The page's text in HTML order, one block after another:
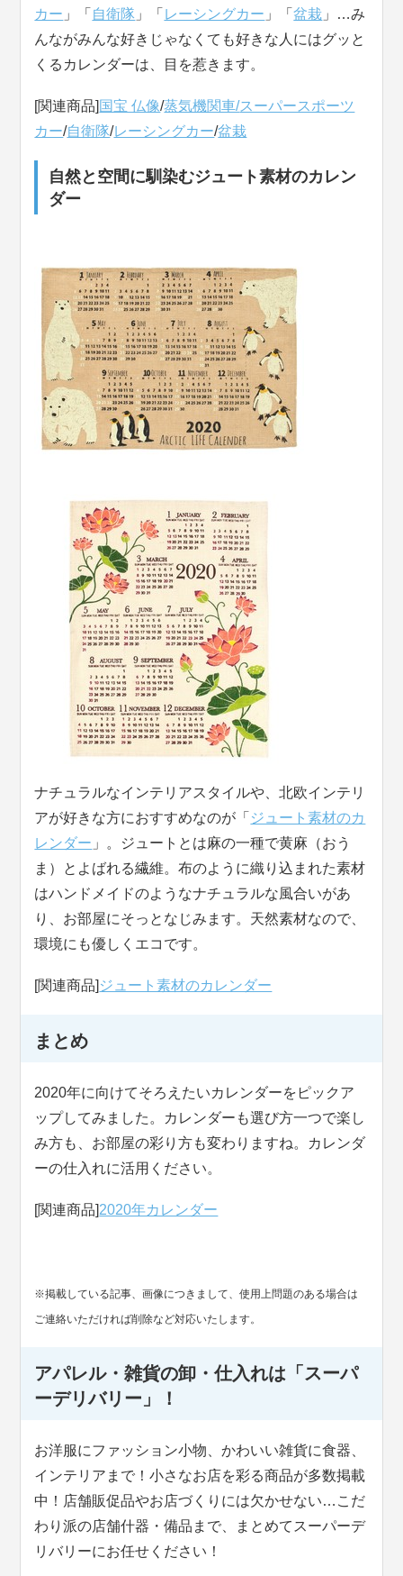
カー 」「 自衛隊 」「 レーシングカー 」「盆栽 」…み
んながみんな好きじゃなくても好きな人にはグッと
くるカレンダーは、目を惹きます。
[関連商品] 国宝 仏像/蒸気機関車/スーパースポーツ
カー/自衛隊/レーシングカー/盆栽
自然と空間に馴染むジュート素材のカレン
ダー
ナチュラルなインテリアスタイルや、北欧インテリ
アが好きな方におすすめなのが「 ジュート素材のカ
レンダー 」。ジュートとは麻の一種で黄麻（おう
ま）とよばれる繊維。布のように織り込まれた素材
はハンドメイドのようなナチュラルな風合いがあ
り、お部屋にそっとなじみます。天然素材なので、
環境にも優しくエコです。
[関連商品] ジュート素材のカレンダー
まとめ
2020年に向けてそろえたいカレンダーをピックア
ップしてみました。カレンダーも選び方一つで楽し
み方も、お部屋の彩り方も変わりますね。カレンダ
ーの仕入れに活用ください。
[関連商品]2020年カレンダー
※掲載している記事、画像につきまして、使用上問題のある場合は
ご連絡いただければ削除など対応いたします。
アパレル・雑貨の卸・仕入れは「スーパ
ーデリバリー」！
お洋服にファッション小物、かわいい雑貨に食器、
インテリアまで！小さなお店を彩る商品が多数掲載
中！店舗販促品やお店づくりには欠かせない…こだ
わり派の店舗什器・備品まで、まとめてスーパーデ
リバリーにお任せください！